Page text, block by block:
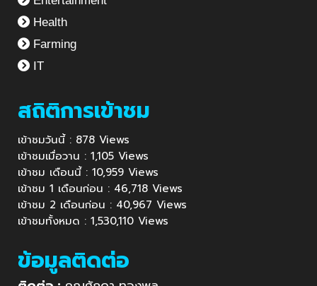
Health
Farming
IT
สถิติการเข้าชม
เข้าชมวันนี้ : 878 Views
เข้าชมเมื่อวาน : 1,105 Views
เข้าชม เดือนนี้ : 10,959 Views
เข้าชม 1 เดือนก่อน : 46,718 Views
เข้าชม 2 เดือนก่อน : 40,967 Views
เข้าชมทั้งหมด : 1,530,110 Views
ข้อมูลติดต่อ